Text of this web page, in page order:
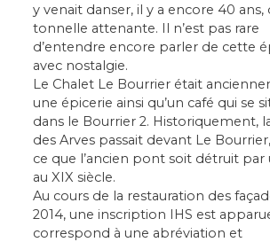
y venait danser, il y a encore 40 ans,
tonnelle attenante. Il n’est pas rare
d’entendre encore parler de cette
avec nostalgie.
Le Chalet Le Bourrier était
une épicerie ainsi qu’un café qui se
dans le Bourrier 2. Historiquement,
des Arves passait devant Le Bourrier,
ce que l’ancien pont soit détruit par
au XIX siècle.
Au cours de la restauration des
2014, une inscription IHS est
correspond à une abréviation et